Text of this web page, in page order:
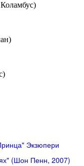
Экзюпери
(Шон Пенн, 2007)